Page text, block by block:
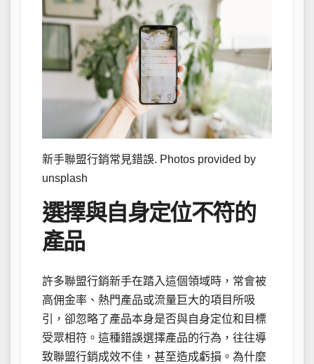
新手聯盟行銷常見錯誤. Photos provided by
unsplash
選擇與自身定位不符的
產品
許多聯盟行銷新手在踏入這個領域時，常會被
高佣金率、熱門產品或流量巨大的項目所吸
引，卻忽略了產品本身是否與自身定位和目標
受眾相符。這種錯誤選擇產品的行為，往往導
致聯盟行銷成效不佳，甚至造成虧損。為什麼